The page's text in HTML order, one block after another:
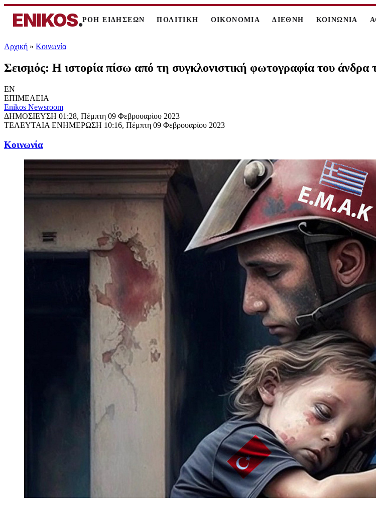
ENIKOS.ΡΟΗ ΕΙΔΗΣΕΩΝ ΠΟΛΙΤΙΚΗ ΟΙΚΟΝΟΜΙΑ ΔΙΕΘΝΗ ΚΟΙΝΩΝΙΑ
Αρχική » Κοινωνία
Σεισμός: Η ιστορία πίσω από τη συγκλονιστική φωτογραφία του
EN
ΕΠΙΜΕΛΕΙΑ
Enikos Newsroom
ΔΗΜΟΣΙΕΥΣΗ 01:28, Πέμπτη 09 Φεβρουαρίου 2023
ΤΕΛΕΥΤΑΙΑ ΕΝΗΜΕΡΩΣΗ 10:16, Πέμπτη 09 Φεβρουαρίου 2023
Κοινωνία